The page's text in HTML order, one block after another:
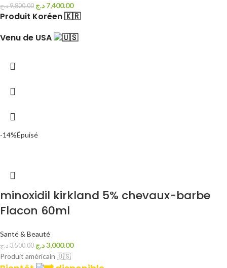
9,800.00د.ج 7,400.00 د.ج
Produit Koréen 🇰🇷
Venu de USA
-14%Épuisé
minoxidil kirkland 5% chevaux-barbe
Flacon 60ml
Santé & Beauté
3,500.00د.ج 3,000.00د.ج
Produit américain 🇺🇸